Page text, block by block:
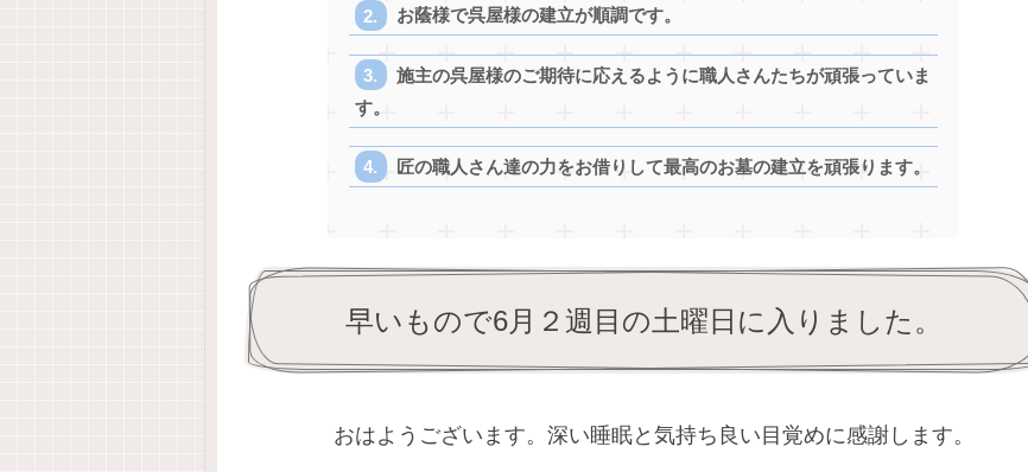
お蔭様で呉屋様の建立が順調です。
施主の呉屋様のご期待に応えるように職人さんたちが頑張っていま
す。
匠の職人さん達の力をお借りして最高のお墓の建立を頑張ります。
早いもので6月２週目の土曜日に入りました。
おはようございます。深い睡眠と気持ち良い目覚めに感謝します。